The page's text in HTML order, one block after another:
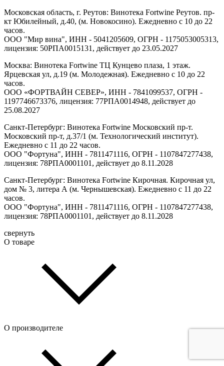
Московская область, г. Реутов: Винотека Fortwine Реутов. пр-
кт Юбилейный, д.40, (м. Новокосино). Ежедневно с 10 до 22
часов.
ООО "Мир вина", ИНН - 5041205609, ОГРН - 1175053005313,
лицензия: 50РПА0015131, действует до 23.05.2027
Москва: Винотека Fortwine ТЦ Кунцево плаза, 1 этаж.
Ярцевская ул, д.19 (м. Молодежная). Ежедневно с 10 до 22
часов.
ООО «ФОРТВАЙН СЕВЕР», ИНН - 7841099537, ОГРН -
1197746673376, лицензия: 77РПА0014948, действует до
25.08.2027
Санкт-Петербург: Винотека Fortwine Московский пр-т.
Московский пр-т, д.37/1 (м. Технологический институт).
Ежедневно с 11 до 22 часов.
ООО "Фортуна", ИНН - 7811471116, ОГРН - 1107847277438,
лицензия: 78РПА0001101, действует до 8.11.2028
Санкт-Петербург: Винотека Fortwine Кирочная. Кирочная ул,
дом № 3, литера А (м. Чернышевская). Ежедневно с 11 до 22
часов.
ООО "Фортуна", ИНН - 7811471116, ОГРН - 1107847277438,
лицензия: 78РПА0001101, действует до 8.11.2028
свернуть
О товаре
О производителе